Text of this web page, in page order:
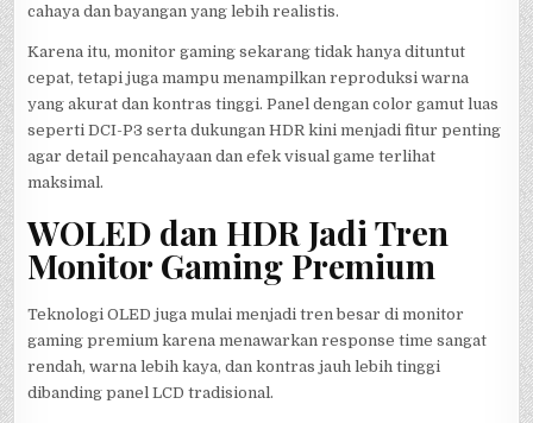
cahaya dan bayangan yang lebih realistis.
Karena itu, monitor gaming sekarang tidak hanya dituntut
cepat, tetapi juga mampu menampilkan reproduksi warna
yang akurat dan kontras tinggi. Panel dengan color gamut luas
seperti DCI-P3 serta dukungan HDR kini menjadi fitur penting
agar detail pencahayaan dan efek visual game terlihat
maksimal.
WOLED dan HDR Jadi Tren
Monitor Gaming Premium
Teknologi OLED juga mulai menjadi tren besar di monitor
gaming premium karena menawarkan response time sangat
rendah, warna lebih kaya, dan kontras jauh lebih tinggi
dibanding panel LCD tradisional.